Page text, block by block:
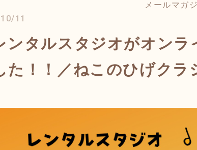
メールマガ
11
タルスタジオがオンラ
た！！／ねこのひげクラ